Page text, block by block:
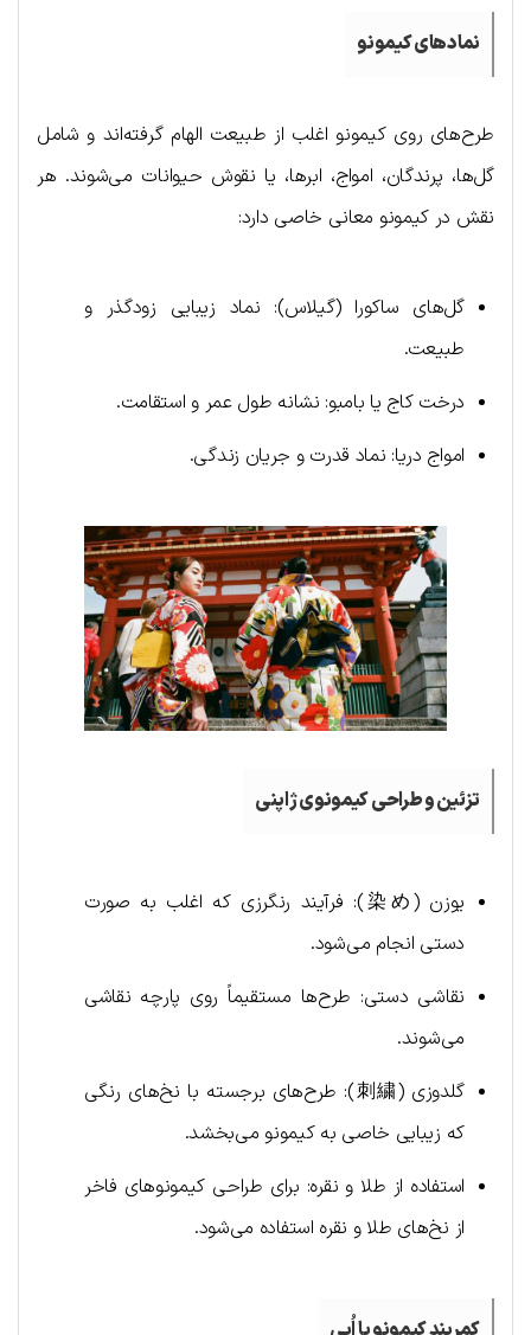
نمادهای کیمونو
طرح‌های روی کیمونو اغلب از طبیعت الهام گرفته‌اند و شامل
گل‌ها، پرندگان، امواج، ابرها، یا نقوش حیوانات می‌شوند. هر
نقش در کیمونو معانی خاصی دارد:
گل‌های ساکورا (گیلاس): نماد زیبایی زودگذر و
طبیعت.
درخت کاج یا بامبو: نشانه طول عمر و استقامت.
امواج دریا: نماد قدرت و جریان زندگی.
تزئین و طراحی کیمونوی ژاپنی
یوزن (染め): فرآیند رنگرزی که اغلب به صورت
دستی انجام می‌شود.
نقاشی دستی: طرح‌ها مستقیماً روی پارچه نقاشی
می‌شوند.
گلدوزی (刺繍): طرح‌های برجسته با نخ‌های رنگی
که زیبایی خاصی به کیمونو می‌بخشد.
استفاده از طلا و نقره: برای طراحی کیمونوهای فاخر
از نخ‌های طلا و نقره استفاده می‌شود.